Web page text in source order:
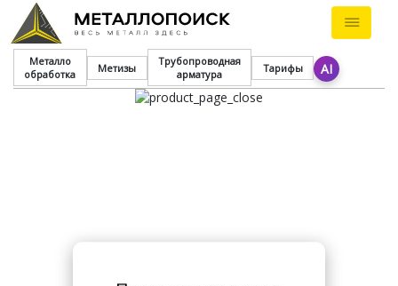
Металло
обработка
Метизы
Трубопроводная
арматура
Тарифы AI